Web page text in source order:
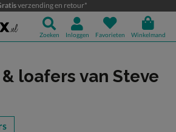
verzending en retour*
Zoeken Inloggen Favorieten Winkelmand
loafers van Steve